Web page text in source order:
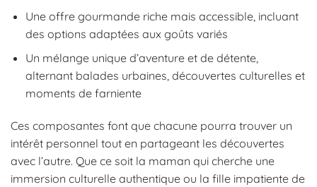
Une offre gourmande riche mais accessible, incluant
des options adaptées aux goûts variés
Un mélange unique d’aventure et de détente,
alternant balades urbaines, découvertes culturelles et
moments de farniente
Ces composantes font que chacune pourra trouver un
intérêt personnel tout en partageant les découvertes
avec l’autre. Que ce soit la maman qui cherche une
immersion culturelle authentique ou la fille impatiente de